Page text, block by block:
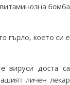
бомба
гърло, което си е
вируси доста са
личен лекар